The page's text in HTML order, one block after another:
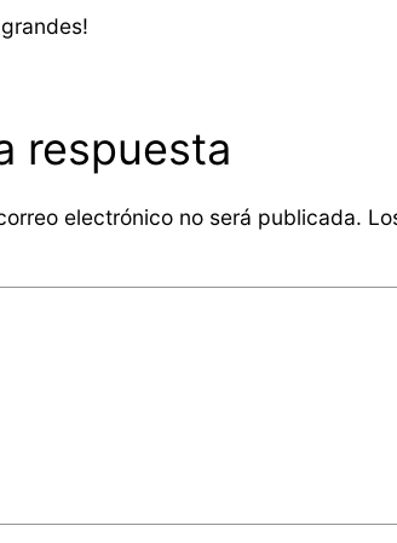
respuesta
electrónico no será publicada.